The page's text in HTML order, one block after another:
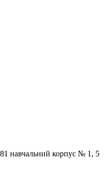
навчальний корпус № 1, 5